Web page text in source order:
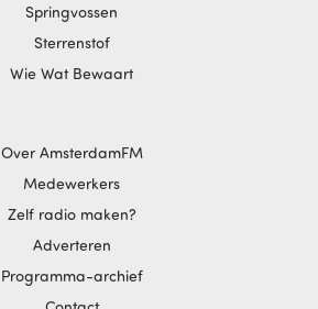
Springvossen
Sterrenstof
Wie Wat Bewaart
Over AmsterdamFM
Medewerkers
Zelf radio maken?
Adverteren
Programma-archief